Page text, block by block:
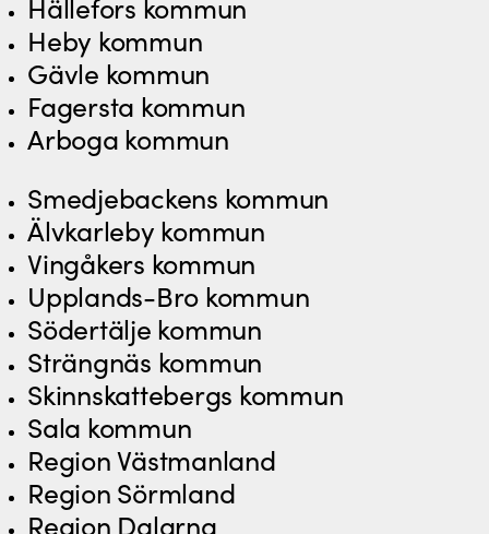
Hällefors kommun
Heby kommun
Gävle kommun
Fagersta kommun
Arboga kommun
Smedjebackens kommun
Älvkarleby kommun
Vingåkers kommun
Upplands-Bro kommun
Södertälje kommun
Strängnäs kommun
Skinnskattebergs kommun
Sala kommun
Region Västmanland
Region Sörmland
Region Dalarna